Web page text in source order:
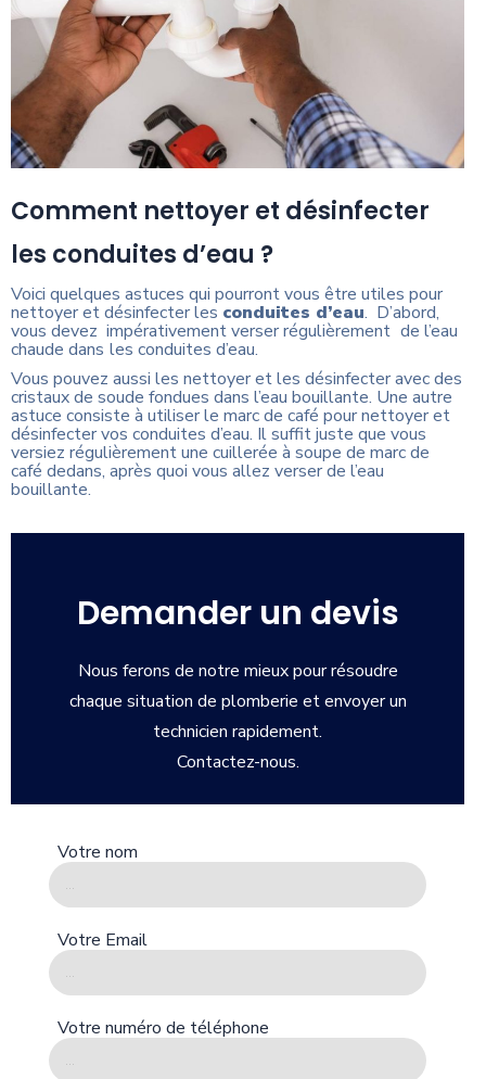
Comment nettoyer et désinfecter
les conduites d’eau ?
Voici quelques astuces qui pourront vous être utiles pour
nettoyer et désinfecter les conduites d’eau. D’abord,
vous devez impérativement verser régulièrement de l’eau
chaude dans les conduites d’eau.
Vous pouvez aussi les nettoyer et les désinfecter avec des
cristaux de soude fondues dans l’eau bouillante. Une autre
astuce consiste à utiliser le marc de café pour nettoyer et
désinfecter vos conduites d’eau. Il suffit juste que vous
versiez régulièrement une cuillerée à soupe de marc de
café dedans, après quoi vous allez verser de l’eau
bouillante.
Demander un devis
Nous ferons de notre mieux pour résoudre
chaque situation de plomberie et envoyer un
technicien rapidement.
Contactez-nous.
Votre nom
Votre Email
Votre numéro de téléphone